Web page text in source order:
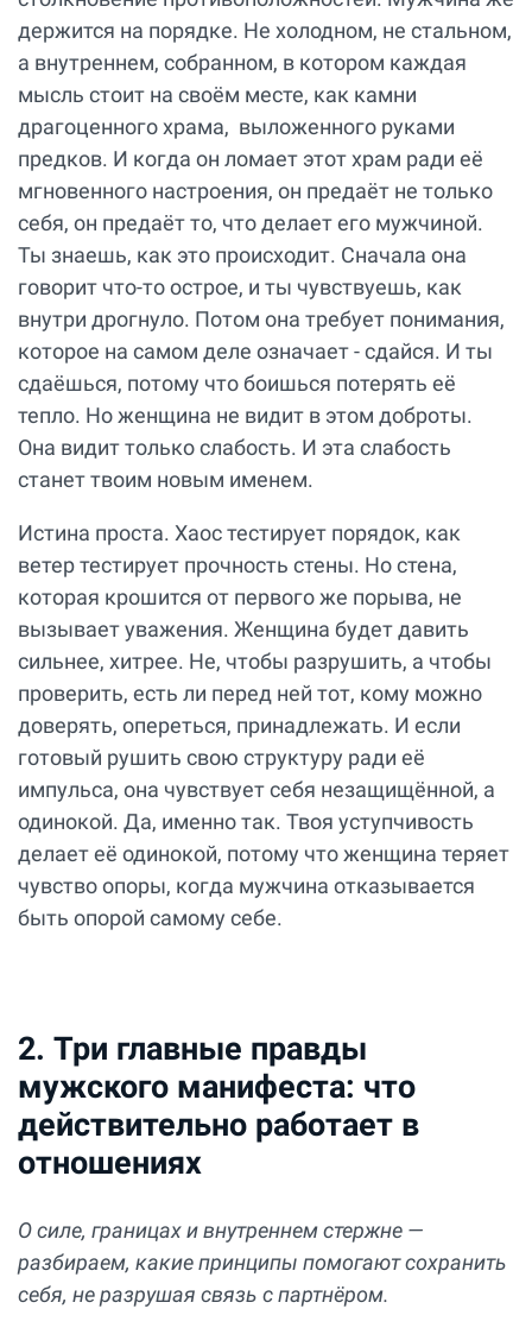
держится на порядке. Не холодном, не стальном,
а внутреннем, собранном, в котором каждая
мысль стоит на своём месте, как камни
драгоценного храма, выложенного руками
предков. И когда он ломает этот храм ради её
мгновенного настроения, он предаёт не только
себя, он предаёт то, что делает его мужчиной.
Ты знаешь, как это происходит. Сначала она
говорит что-то острое, и ты чувствуешь, как
внутри дрогнуло. Потом она требует понимания,
которое на самом деле означает - сдайся. И ты
сдаёшься, потому что боишься потерять её
тепло. Но женщина не видит в этом доброты.
Она видит только слабость. И эта слабость
станет твоим новым именем.
Истина проста. Хаос тестирует порядок, как
ветер тестирует прочность стены. Но стена,
которая крошится от первого же порыва, не
вызывает уважения. Женщина будет давить
сильнее, хитрее. Не, чтобы разрушить, а чтобы
проверить, есть ли перед ней тот, кому можно
доверять, опереться, принадлежать. И если
готовый рушить свою структуру ради её
импульса, она чувствует себя незащищённой, а
одинокой. Да, именно так. Твоя уступчивость
делает её одинокой, потому что женщина теряет
чувство опоры, когда мужчина отказывается
быть опорой самому себе.
2. Три главные правды
мужского манифеста: что
действительно работает в
отношениях
О силе, границах и внутреннем стержне —
разбираем, какие принципы помогают сохранить
себя, не разрушая связь с партнёром.